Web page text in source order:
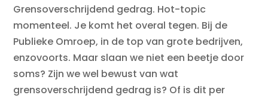
Grensoverschrijdend gedrag. Hot-topic
momenteel. Je komt het overal tegen. Bij de
Publieke Omroep, in de top van grote bedrijven,
enzovoorts. Maar slaan we niet een beetje door
soms? Zijn we wel bewust van wat
grensoverschrijdend gedrag is? Of is dit per